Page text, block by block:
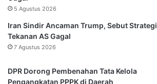
5 Agustus 2026
Iran Sindir Ancaman Trump, Sebut Strategi
Tekanan AS Gagal
7 Agustus 2026
DPR Dorong Pembenahan Tata Kelola
Pengangkatan PPPK di Daerah